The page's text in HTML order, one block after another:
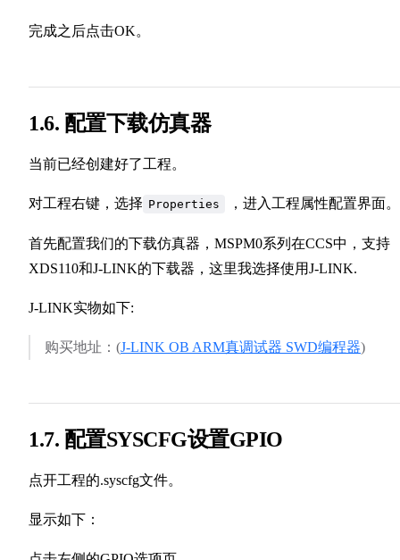
完成之后点击OK。
1.6. 配置下载仿真器
当前已经创建好了工程。
对工程右键，选择 Properties ，进入工程属性配置界面。
首先配置我们的下载仿真器，MSPM0系列在CCS中，支持
XDS110和J-LINK的下载器，这里我选择使用J-LINK.
J-LINK实物如下:
购买地址：(J-LINK OB ARM真调试器 SWD编程器)
1.7. 配置SYSCFG设置GPIO
点开工程的.syscfg文件。
显示如下：